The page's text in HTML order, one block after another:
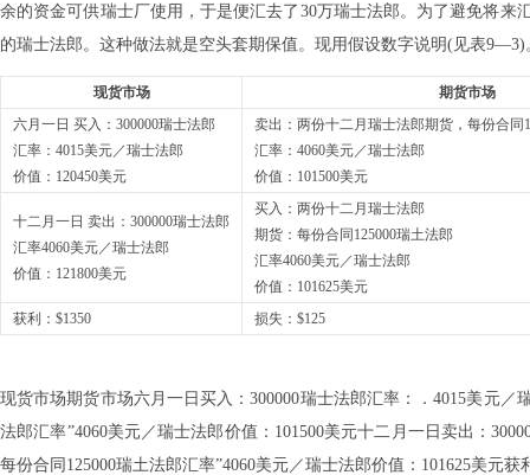
余的资金可供瑞士厂使用，于是便汇去了30万瑞士法郎。为了避免将
的瑞士法郎。这种做法就是空头套期保值。现用假设数字说明(见表9—3)
现货市场
期货市场
六月一日 买入：300000瑞士法郎
汇率：4015美元／瑞士法郎
价值：120450美元
卖出：两份十二月瑞士法郎期货，每份合同
汇率：4060美元／瑞士法郎
价值：101500美元
十二月一日 卖出：300000瑞士法郎
汇率4060美元／瑞士法郎
价值：121800美元
买入：两份十二月瑞士法郎
期货：每份合同125000瑞土法郎
汇率4060美元／瑞士法郎
价值：101625美元
获利：$1350
损失：$125
现货市场期货市场六月一日买入：300000瑞士法郎汇率：．4015美元／
法郎汇率”4060美元／瑞士法郎价值：101500美元十二月一日卖出：
每份合同125000瑞土法郎汇率”4060美元／瑞士法郎价值：101625美元获